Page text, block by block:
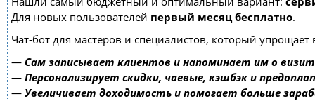
Для новых пользователей первый месяц бесплатно.
Чат-бот для мастеров и специалистов, который упрощает
— Сам записывает клиентов и напоминает им о
— Персонализирует скидки, чаевые, кэшбэк и
— Увеличивает доходимость и помогает больше